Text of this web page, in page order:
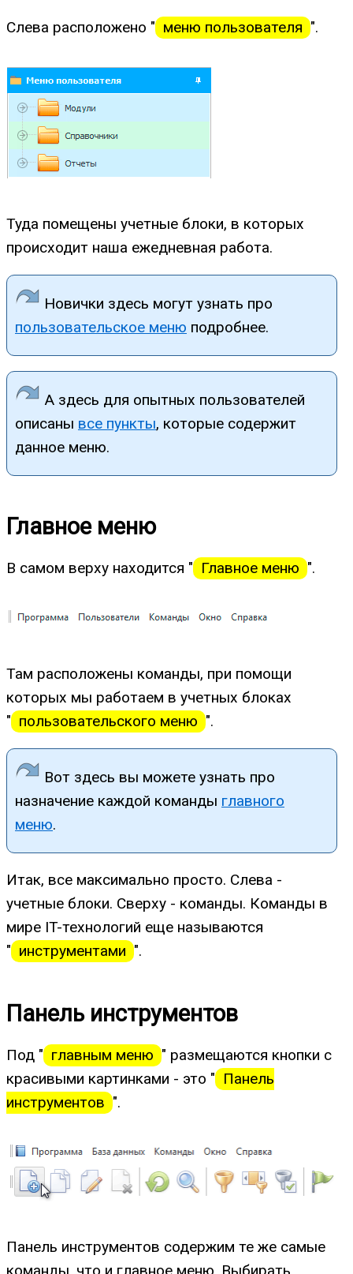
Слева расположено " меню пользователя ".
Туда помещены учетные блоки, в которых
происходит наша ежедневная работа.
Новички здесь могут узнать про
пользовательское меню подробнее.
А здесь для опытных пользователей
описаны все пункты, которые содержит
данное меню.
Главное меню
В самом верху находится " Главное меню ".
Там расположены команды, при помощи
которых мы работаем в учетных блоках
" пользовательского меню ".
Вот здесь вы можете узнать про
назначение каждой команды главного
меню.
Итак, все максимально просто. Слева -
учетные блоки. Сверху - команды. Команды в
мире IT-технологий еще называются
" инструментами ".
Панель инструментов
Под " главным меню " размещаются кнопки с
красивыми картинками - это " Панель
инструментов ".
Панель инструментов содержим те же самые